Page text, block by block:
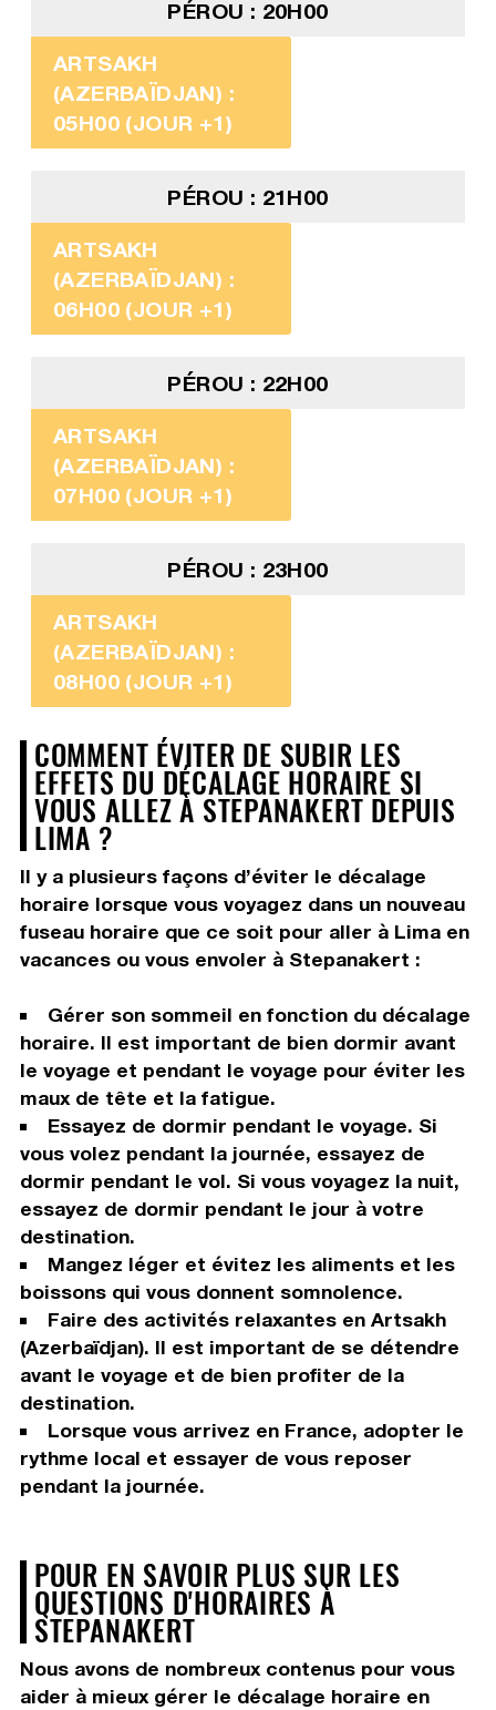
PÉROU : 20H00
ARTSAKH
(AZERBAÏDJAN) :
05H00 (JOUR +1)
PÉROU : 21H00
ARTSAKH
(AZERBAÏDJAN) :
06H00 (JOUR +1)
PÉROU : 22H00
ARTSAKH
(AZERBAÏDJAN) :
07H00 (JOUR +1)
PÉROU : 23H00
ARTSAKH
(AZERBAÏDJAN) :
08H00 (JOUR +1)
COMMENT ÉVITER DE SUBIR LES
EFFETS DU DÉCALAGE HORAIRE SI
VOUS ALLEZ À STEPANAKERT DEPUIS
LIMA ?
Il y a plusieurs façons d’éviter le décalage
horaire lorsque vous voyagez dans un nouveau
fuseau horaire que ce soit pour aller à Lima en
vacances ou vous envoler à Stepanakert :
Gérer son sommeil en fonction du décalage
horaire. Il est important de bien dormir avant
le voyage et pendant le voyage pour éviter les
maux de tête et la fatigue.
Essayez de dormir pendant le voyage. Si
vous volez pendant la journée, essayez de
dormir pendant le vol. Si vous voyagez la nuit,
essayez de dormir pendant le jour à votre
destination.
Mangez léger et évitez les aliments et les
boissons qui vous donnent somnolence.
Faire des activités relaxantes en Artsakh
(Azerbaïdjan). Il est important de se détendre
avant le voyage et de bien profiter de la
destination.
Lorsque vous arrivez en France, adopter le
rythme local et essayer de vous reposer
pendant la journée.
POUR EN SAVOIR PLUS SUR LES
QUESTIONS D'HORAIRES À
STEPANAKERT
Nous avons de nombreux contenus pour vous
aider à mieux gérer le décalage horaire en